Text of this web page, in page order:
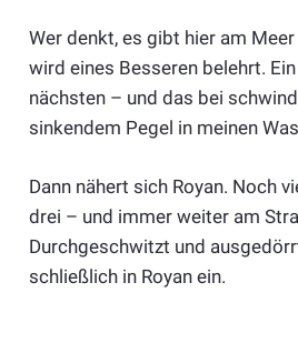
Wer denkt, es gibt hier am
wird eines Besseren belehrt.
nächsten – und das bei
sinkendem Pegel in meinen
Dann nähert sich Royan. Noch
drei – und immer weiter am
Durchgeschwitzt und
schließlich in Royan ein.